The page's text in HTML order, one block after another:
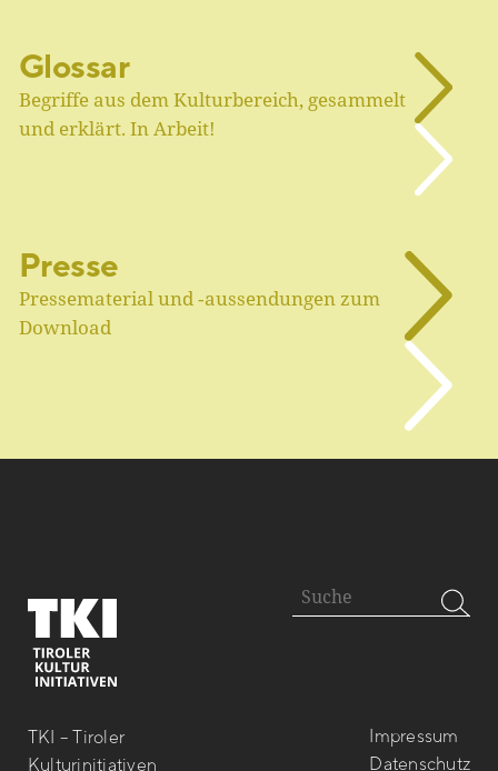
Glossar
Begriffe aus dem Kulturbereich, gesammelt
und erklärt. In Arbeit!
Presse
Pressematerial und ‑aussendungen zum
Download
TKI – Tiroler
Kulturinitiativen
Impressum
Datenschutz